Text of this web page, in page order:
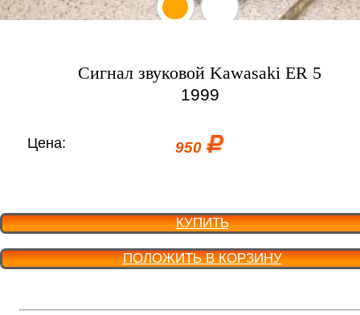
Сигнал звуковой Kawasaki ER 5
1999
Цена: 950
КУПИТЬ
ПОЛОЖИТЬ В КОРЗИНУ